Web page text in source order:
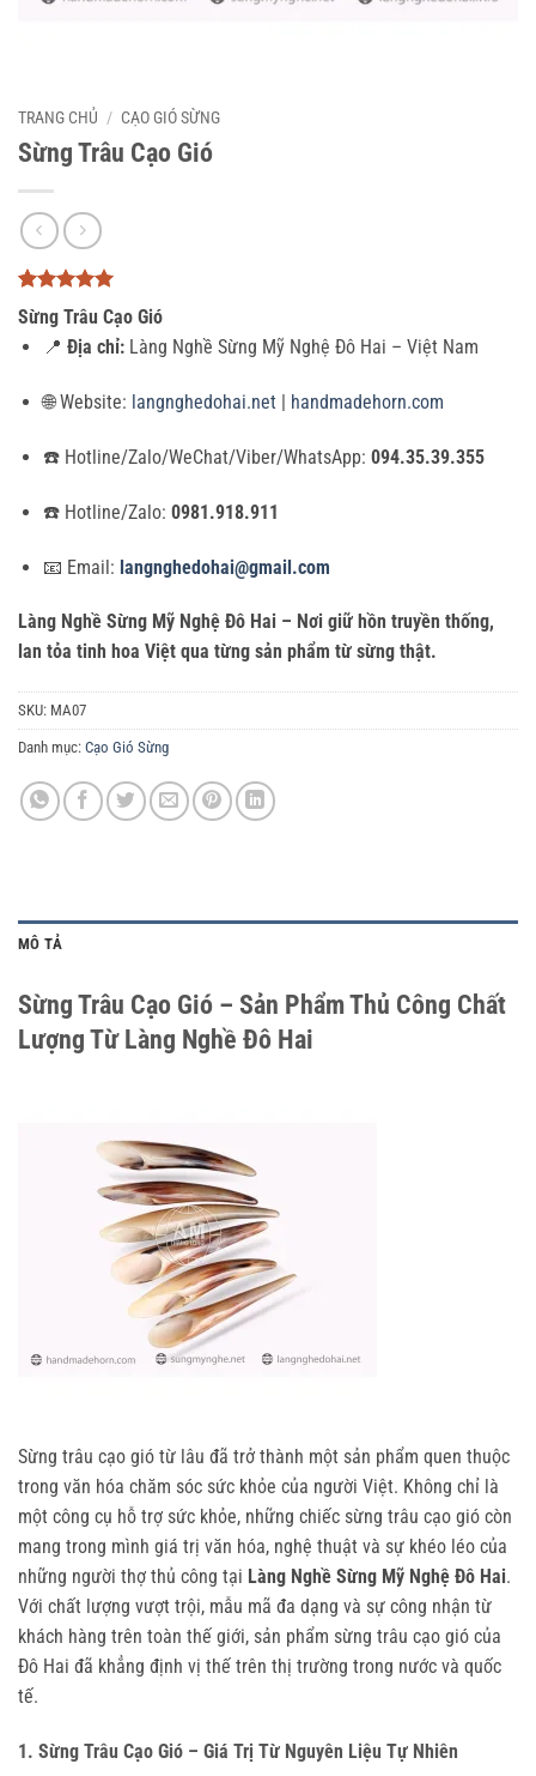
TRANG CHỦ / CẠO GIÓ SỪNG
Sừng Trâu Cạo Gió
5trên 5
dựa trên
3
đánh giá
Sừng Trâu Cạo Gió
📍 Địa chỉ:Làng Nghề Sừng Mỹ Nghệ Đô Hai – Việt Nam
🌐 Website: langnghedohai.net| handmadehorn.com
☎️ Hotline/Zalo/WeChat/Viber/WhatsApp: 094.35.39.355
☎️ Hotline/Zalo: 0981.918.911
📧 Email: langnghedohai@gmail.com
Làng Nghề Sừng Mỹ Nghệ Đô Hai – Nơi giữ hồn truyền thống,
lan tỏa tinh hoa Việt qua từng sản phẩm từ sừng thật.
SKU: MA07
Danh mục: Cạo Gió Sừng
MÔ TẢ
Sừng Trâu Cạo Gió – Sản Phẩm Thủ Công Chất
Lượng Từ Làng Nghề Đô Hai
Sừng trâu cạo gió từ lâu đã trở thành một sản phẩm quen thuộc
trong văn hóa chăm sóc sức khỏe của người Việt. Không chỉ là
một công cụ hỗ trợ sức khỏe, những chiếc sừng trâu cạo gió còn
mang trong mình giá trị văn hóa, nghệ thuật và sự khéo léo của
những người thợ thủ công tại Làng Nghề Sừng Mỹ Nghệ Đô Hai.
Với chất lượng vượt trội, mẫu mã đa dạng và sự công nhận từ
khách hàng trên toàn thế giới, sản phẩm sừng trâu cạo gió của
Đô Hai đã khẳng định vị thế trên thị trường trong nước và quốc
tế.
1. Sừng Trâu Cạo Gió – Giá Trị Từ Nguyên Liệu Tự Nhiên